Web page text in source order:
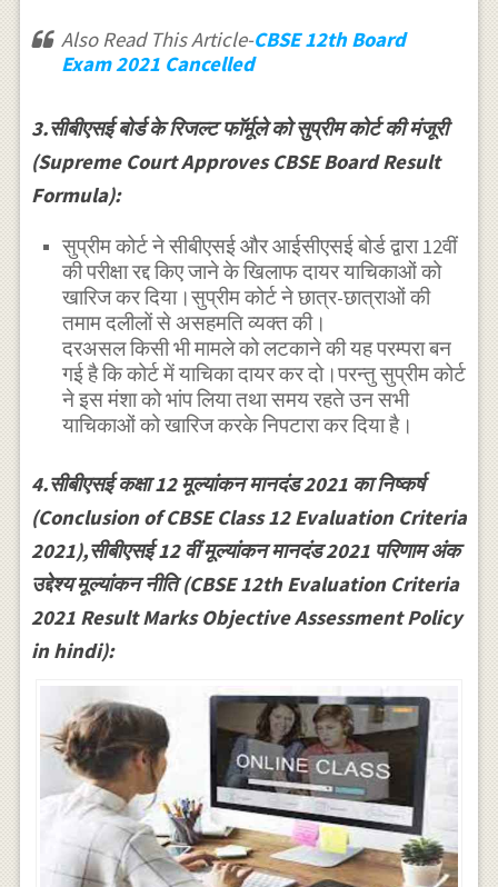
Also Read This Article-CBSE 12th Board
Exam 2021 Cancelled
3.सीबीएसई बोर्ड के रिजल्ट फाॅर्मूले को सुप्रीम कोर्ट की मंजूरी
(Supreme Court Approves CBSE Board Result
Formula):
सुप्रीम कोर्ट ने सीबीएसई और आईसीएसई बोर्ड द्वारा 12वीं
की परीक्षा रद्द किए जाने के खिलाफ दायर याचिकाओं को
खारिज कर दिया।सुप्रीम कोर्ट ने छात्र-छात्राओं की
तमाम दलीलों से असहमति व्यक्त की।
दरअसल किसी भी मामले को लटकाने की यह परम्परा बन
गई है कि कोर्ट में याचिका दायर कर दो।परन्तु सुप्रीम कोर्ट
ने इस मंशा को भांप लिया तथा समय रहते उन सभी
याचिकाओं को खारिज करके निपटारा कर दिया है।
4.सीबीएसई कक्षा 12 मूल्यांकन मानदंड 2021 का निष्कर्ष
(Conclusion of CBSE Class 12 Evaluation Criteria
2021),सीबीएसई 12 वीं मूल्यांकन मानदंड 2021 परिणाम अंक
उद्देश्य मूल्यांकन नीति (CBSE 12th Evaluation Criteria
2021 Result Marks Objective Assessment Policy
in hindi):